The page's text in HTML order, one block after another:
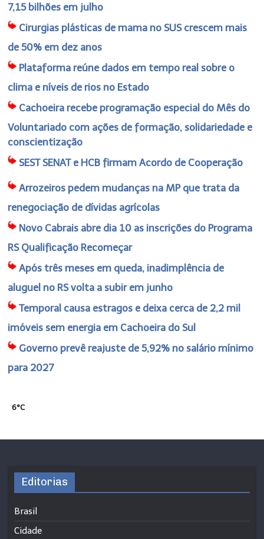
7,15 bilhões em julho
Cirurgias plásticas de mama no SUS crescem mais
de 50% em dez anos
Plataforma reúne dados em tempo real sobre o
clima e níveis de rios no Estado
Cachoeira recebe programação especial do Mês do
Voluntariado com ações de formação, solidariedade e
conscientização
SEST SENAT e HCB firmam Acordo de Cooperação
Arrozeiros pedem mudanças na MP que trata da
renegociação de dívidas agrícolas
Novo Cabrais abre dia 10 as inscrições do Programa
RS Qualificação Recomeçar
Após três meses em queda, inadimplência de
aluguel no RS volta a subir em junho
Temporal causa estragos e deixa cerca de 2,2 mil
imóveis sem energia em Cachoeira do Sul
Governo prevê reajuste de 5,92% no salário mínimo
para 2027
6°C
Editorias
Brasil
Cidade